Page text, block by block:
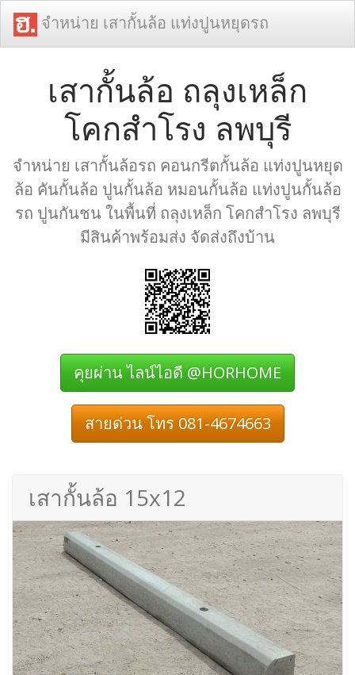
จำหน่าย เสากั้นล้อ แท่งปูนหยุดรถ
เสากั้นล้อ ถลุงเหล็ก
โคกสำโรง ลพบุรี
จำหน่าย เสากั้นล้อรถ คอนกรีตกั้นล้อ แท่งปูนหยุด
ล้อ คันกั้นล้อ ปูนกั้นล้อ หมอนกั้นล้อ แท่งปูนกั้นล้อ
รถ ปูนกันชน ในพื้นที่ ถลุงเหล็ก โคกสำโรง ลพบุรี
มีสินค้าพร้อมส่ง จัดส่งถึงบ้าน
คุยผ่าน ไลน์ไอดี @HORHOME
สายด่วน โทร 081-4674663
เสากั้นล้อ 15x12